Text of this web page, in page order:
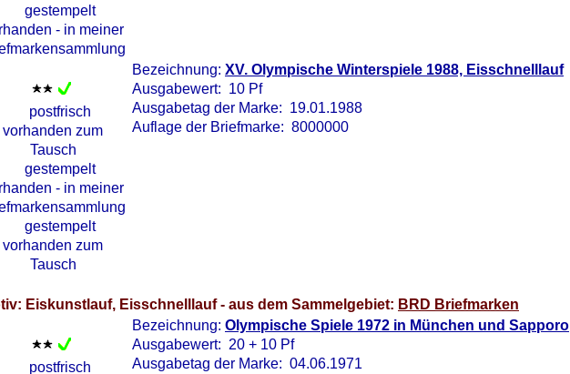
Bezeichnung: XV. Olympische Winterspiele 1988, Eisschnelllauf
Ausgabewert: 10 Pf
Ausgabetag der Marke: 19.01.1988
Auflage der Briefmarke: 8000000
Eiskunstlauf, Eisschnelllauf - aus dem Sammelgebiet: BRD Briefmarken
Bezeichnung: Olympische Spiele 1972 in München und Sapporo
Ausgabewert: 20 + 10 Pf
Ausgabetag der Marke: 04.06.1971